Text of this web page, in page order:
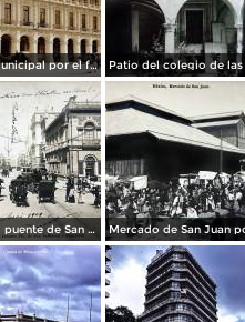
Palacio Municipal por el fotografo Hugo Brehme..
El cruzero puente de San Francisco y Guardiola por el fotografo Felix Miret.